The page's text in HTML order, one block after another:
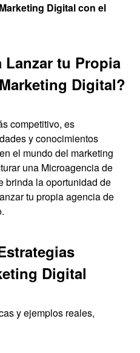
Digital con el
tu Propia
Digital?
competitivo, es
y conocimientos
el mundo del marketing
una Microagencia de
brinda la oportunidad de
tu propia agencia de
Digital
y ejemplos reales,